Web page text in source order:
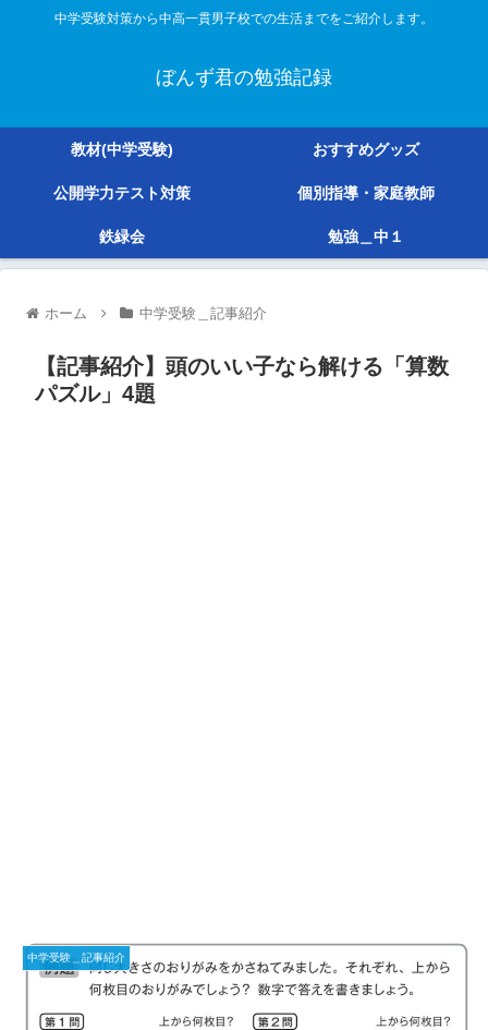
中学受験対策から中高一貫男子校での生活までをご紹介します。
ぼんず君の勉強記録
教材(中学受験) おすすめグッズ
公開学力テスト対策 個別指導・家庭教師
鉄緑会 勉強＿中１
ホーム 中学受験＿記事紹介
【記事紹介】頭のいい子なら解ける「算数
パズル」4題
中学受験＿記事紹介